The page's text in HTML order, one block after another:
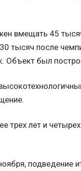
вмещать 45
тысяч после
Объект был
трех лет и
подведение